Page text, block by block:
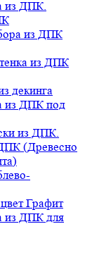
из ДПК.
из ДПК
из ДПК
декинга
из ДПК под
из ДПК.
(Древесно
Графит
из ДПК для